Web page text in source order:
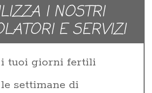
I NOSTRI
E SERVIZI
i tuoi giorni fertili
settimane di